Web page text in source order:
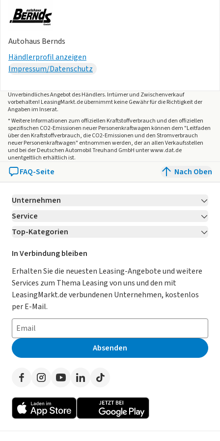
Autohaus Bernds
Händlerprofil anzeigen
Impressum/Datenschutz
Unverbindliches Angebot desHändlers. Irrtümer und Zwischenverkauf
vorbehalten! LeasingMarkt.de übernimmt keine Gewähr für die Richtigkeit der
Angaben im Inserat.
* Weitere Informationen zum offiziellen Kraftstoffverbrauch und den offiziellen
spezifischen CO2-Emissionen neuer Personenkraftwagen können dem "Leitfaden
über den Kraftstoffverbrauch, die CO2-Emissionen und den Stromverbrauch
neuer Personenkraftwagen" entnommen werden, der an allen Verkaufsstellen
und bei der Deutschen Automobil Treuhand GmbH unter www.dat.de
unentgeltlich erhältlich ist.
FAQ-Seite Nach Oben
Unternehmen
Über LeasingMarkt.de
Karriere Jetzt bewerben!
Für Händler
Kooperation mit AutoScout24
AGB
Datenschutz
Impressum
Erklärung zur Barrierefreiheit
Presse
Service
Kontakt
Ratgeber
Magazin
Datenschutz-Einstellungen
So funktioniert’s
Häufig gestellte Fragen
Leasing-Lexikon
Auto-Tests
Werben auf LeasingMarkt.de
Top-Kategorien
Leasing Deals
Gebrauchtwagen Leasing
Leasing ohne Anzahlung
E-Auto Leasing
Privatleasing
Leasing-Vergleiche
Herstellerverzeichnis
Händlerverzeichnis
In Verbindung bleiben
Erhalten Sie die neuesten Leasing-Angebote und weitere
Services zum Thema Leasing von uns und den mit
LeasingMarkt.de verbundenen Unternehmen, kostenlos
per E-Mail.
Absenden